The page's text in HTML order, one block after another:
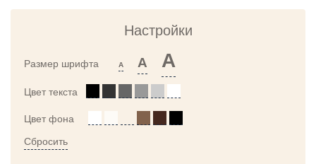
Настройки
Размер шрифта A A A
Цвет текста
Цвет фона
Сбросить